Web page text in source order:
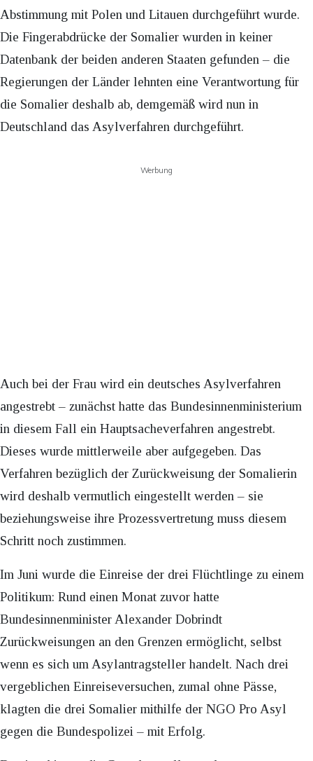
Abstimmung mit Polen und Litauen durchgeführt wurde.
Die Fingerabdrücke der Somalier wurden in keiner
Datenbank der beiden anderen Staaten gefunden – die
Regierungen der Länder lehnten eine Verantwortung für
die Somalier deshalb ab, demgemäß wird nun in
Deutschland das Asylverfahren durchgeführt.
Werbung
Auch bei der Frau wird ein deutsches Asylverfahren
angestrebt – zunächst hatte das Bundesinnenministerium
in diesem Fall ein Hauptsacheverfahren angestrebt.
Dieses wurde mittlerweile aber aufgegeben. Das
Verfahren bezüglich der Zurückweisung der Somalierin
wird deshalb vermutlich eingestellt werden – sie
beziehungsweise ihre Prozessvertretung muss diesem
Schritt noch zustimmen.
Im Juni wurde die Einreise der drei Flüchtlinge zu einem
Politikum: Rund einen Monat zuvor hatte
Bundesinnenminister Alexander Dobrindt
Zurückweisungen an den Grenzen ermöglicht, selbst
wenn es sich um Asylantragsteller handelt. Nach drei
vergeblichen Einreiseversuchen, zumal ohne Pässe,
klagten die drei Somalier mithilfe der NGO Pro Asyl
gegen die Bundespolizei – mit Erfolg.